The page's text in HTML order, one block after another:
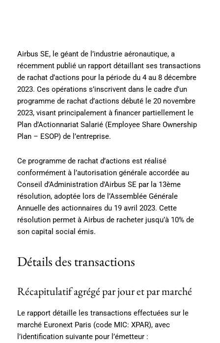
Airbus SE, le géant de l’industrie aéronautique, a
récemment publié un rapport détaillant ses transactions
de rachat d’actions pour la période du 4 au 8 décembre
2023. Ces opérations s’inscrivent dans le cadre d’un
programme de rachat d’actions débuté le 20 novembre
2023, visant principalement à financer partiellement le
Plan d’Actionnariat Salarié (Employee Share Ownership
Plan – ESOP) de l’entreprise.
Ce programme de rachat d’actions est réalisé
conformément à l’autorisation générale accordée au
Conseil d’Administration d’Airbus SE par la 13ème
résolution, adoptée lors de l’Assemblée Générale
Annuelle des actionnaires du 19 avril 2023. Cette
résolution permet à Airbus de racheter jusqu’à 10% de
son capital social émis.
Détails des transactions
Récapitulatif agrégé par jour et par marché
Le rapport détaille les transactions effectuées sur le
marché Euronext Paris (code MIC: XPAR), avec
l’identification suivante pour l’émetteur :